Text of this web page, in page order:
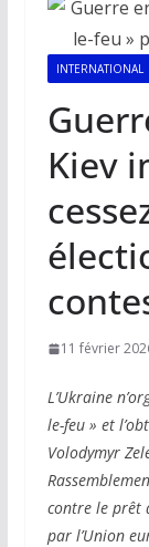
INTERNATIONAL
Kiev
11 février
L’Ukraine
le-feu » et
Volodymyr
contre le prêt
par l’Union